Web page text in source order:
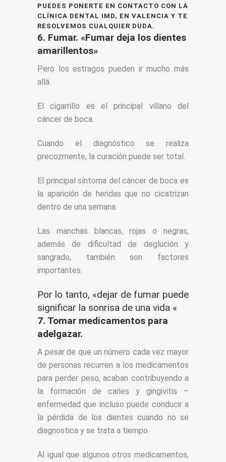
PUEDES PONERTE EN CONTACTO CON LA
CLÍNICA DENTAL IMD, EN VALENCIA Y TE
RESOLVEMOS CUALQUIER DUDA.
6. Fumar. «Fumar deja los dientes
amarillentos»
Pero los estragos pueden ir mucho más
allá.
El cigarrillo es el principal villano del
cáncer de boca.
Cuando el diagnóstico se realiza
precozmente, la curación puede ser total.
El principal síntoma del cáncer de boca es
la aparición de heridas que no cicatrizan
dentro de una semana.
Las manchas blancas, rojas o negras,
además de dificultad de deglución y
sangrado, también son factores
importantes.
Por lo tanto, «dejar de fumar puede
significar la sonrisa de una vida «
7. Tomar medicamentos para
adelgazar.
A pesar de que un número cada vez mayor
de personas recurren a los medicamentos
para perder peso, acaban contribuyendo a
la formación de caries y gingivitis –
enfermedad que incluso puede conducir a
la pérdida de los dientes cuando no se
diagnostica y se trata a tiempo.
Al igual que algunos otros medicamentos,